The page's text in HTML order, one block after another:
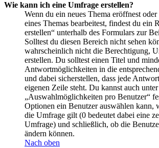
Wie kann ich eine Umfrage erstellen?
Wenn du ein neues Thema eröffnest
eines Themas bearbeitest, findest du ein
erstellen“ unterhalb des Formulars zur
Solltest du diesen Bereich nicht sehen
wahrscheinlich nicht die Berechtigung,
erstellen. Du solltest einen Titel und
Antwortmöglichkeiten in die
und dabei sicherstellen, dass jede
eigenen Zeile steht. Du kannst auch unter
„Auswahlmöglichkeiten pro Benutzer“
Optionen ein Benutzer auswählen kann,
die Umfrage gilt (0 bedeutet dabei eine
Umfrage) und schließlich, ob die
ändern können.
Nach oben